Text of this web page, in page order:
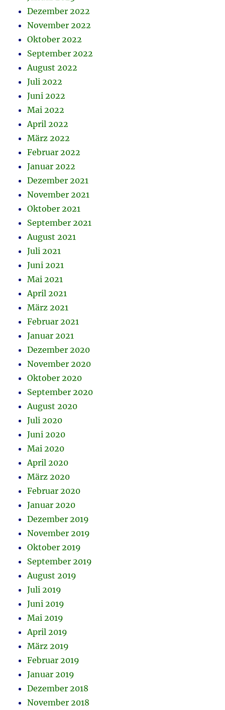
Dezember 2022
November 2022
Oktober 2022
September 2022
August 2022
Juli 2022
Juni 2022
Mai 2022
April 2022
März 2022
Februar 2022
Januar 2022
Dezember 2021
November 2021
Oktober 2021
September 2021
August 2021
Juli 2021
Juni 2021
Mai 2021
April 2021
März 2021
Februar 2021
Januar 2021
Dezember 2020
November 2020
Oktober 2020
September 2020
August 2020
Juli 2020
Juni 2020
Mai 2020
April 2020
März 2020
Februar 2020
Januar 2020
Dezember 2019
November 2019
Oktober 2019
September 2019
August 2019
Juli 2019
Juni 2019
Mai 2019
April 2019
März 2019
Februar 2019
Januar 2019
Dezember 2018
November 2018